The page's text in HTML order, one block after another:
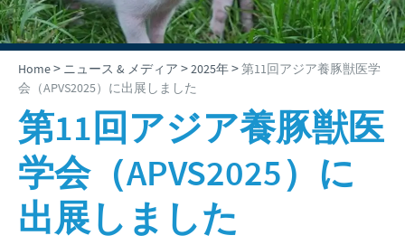
世界のCevaグループ
企業概要と所在地
会社沿革
企業理念
研究開発
セバ・グループ製品一覧
ニュース & メディア
2026年
2025年
2024年
2023年
2022年
採用情報
国内採用のご案内
お問合せ
Home> ニュース & メディア >2025年>第11回アジア養豚獣医学
会（APVS2025）に出展しました
第11回アジア養豚獣医
学会（APVS2025）に
出展しました